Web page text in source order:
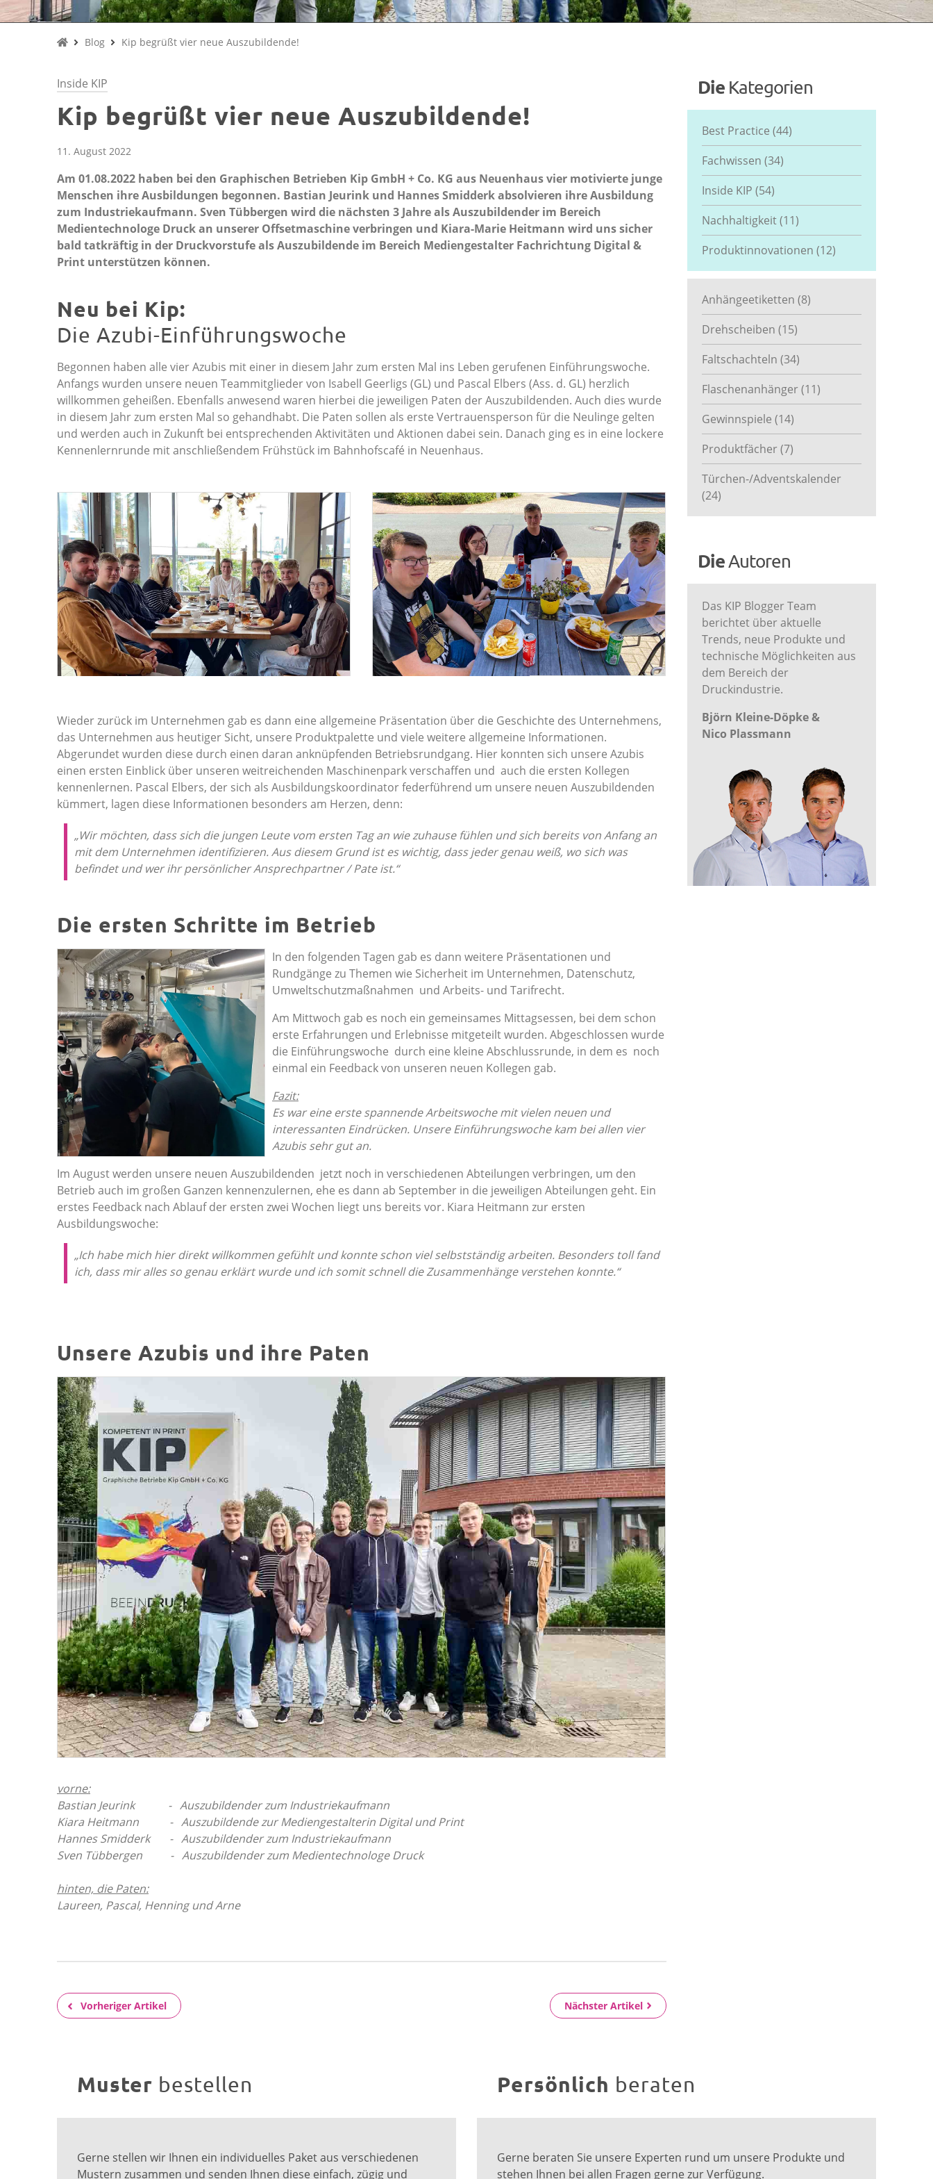
Blog Kip begrüßt vier neue Auszubildende!
Inside KIP
Kip begrüßt vier neue Auszubildende!
11. August 2022
Am 01.08.2022 haben bei den Graphischen Betrieben Kip GmbH + Co. KG aus Neuenhaus vier motivierte junge
Menschen ihre Ausbildungen begonnen. Bastian Jeurink und Hannes Smidderk absolvieren ihre Ausbildung
zum Industriekaufmann. Sven Tübbergen wird die nächsten 3 Jahre als Auszubildender im Bereich
Medientechnologe Druck an unserer Offsetmaschine verbringen und Kiara-Marie Heitmann wird uns sicher
bald tatkräftig in der Druckvorstufe als Auszubildende im Bereich Mediengestalter Fachrichtung Digital &
Print unterstützen können.
Neu bei Kip:
Die Azubi-Einführungswoche
Begonnen haben alle vier Azubis mit einer in diesem Jahr zum ersten Mal ins Leben gerufenen Einführungswoche.
Anfangs wurden unsere neuen Teammitglieder von Isabell Geerligs (GL) und Pascal Elbers (Ass. d. GL) herzlich
willkommen geheißen. Ebenfalls anwesend waren hierbei die jeweiligen Paten der Auszubildenden. Auch dies wurde
in diesem Jahr zum ersten Mal so gehandhabt. Die Paten sollen als erste Vertrauensperson für die Neulinge gelten
und werden auch in Zukunft bei entsprechenden Aktivitäten und Aktionen dabei sein. Danach ging es in eine lockere
Kennenlernrunde mit anschließendem Frühstück im Bahnhofscafé in Neuenhaus.
Wieder zurück im Unternehmen gab es dann eine allgemeine Präsentation über die Geschichte des Unternehmens,
das Unternehmen aus heutiger Sicht, unsere Produktpalette und viele weitere allgemeine Informationen.
Abgerundet wurden diese durch einen daran anknüpfenden Betriebsrundgang. Hier konnten sich unsere Azubis
einen ersten Einblick über unseren weitreichenden Maschinenpark verschaffen und auch die ersten Kollegen
kennenlernen. Pascal Elbers, der sich als Ausbildungskoordinator federführend um unsere neuen Auszubildenden
kümmert, lagen diese Informationen besonders am Herzen, denn:
„Wir möchten, dass sich die jungen Leute vom ersten Tag an wie zuhause fühlen und sich bereits von Anfang an
mit dem Unternehmen identifizieren. Aus diesem Grund ist es wichtig, dass jeder genau weiß, wo sich was
befindet und wer ihr persönlicher Ansprechpartner / Pate ist.“
Die ersten Schritte im Betrieb
In den folgenden Tagen gab es dann weitere Präsentationen und
Rundgänge zu Themen wie Sicherheit im Unternehmen, Datenschutz,
Umweltschutzmaßnahmen und Arbeits- und Tarifrecht.
Am Mittwoch gab es noch ein gemeinsames Mittagsessen, bei dem schon
erste Erfahrungen und Erlebnisse mitgeteilt wurden. Abgeschlossen wurde
die Einführungswoche durch eine kleine Abschlussrunde, in dem es noch
einmal ein Feedback von unseren neuen Kollegen gab.
Fazit:
Es war eine erste spannende Arbeitswoche mit vielen neuen und
interessanten Eindrücken. Unsere Einführungswoche kam bei allen vier
Azubis sehr gut an.
Im August werden unsere neuen Auszubildenden jetzt noch in verschiedenen Abteilungen verbringen, um den
Betrieb auch im großen Ganzen kennenzulernen, ehe es dann ab September in die jeweiligen Abteilungen geht. Ein
erstes Feedback nach Ablauf der ersten zwei Wochen liegt uns bereits vor. Kiara Heitmann zur ersten
Ausbildungswoche:
„Ich habe mich hier direkt willkommen gefühlt und konnte schon viel selbstständig arbeiten. Besonders toll fand
ich, dass mir alles so genau erklärt wurde und ich somit schnell die Zusammenhänge verstehen konnte.“
Unsere Azubis und ihre Paten
vorne:
Bastian Jeurink - Auszubildender zum Industriekaufmann
Kiara Heitmann - Auszubildende zur Mediengestalterin Digital und Print
Hannes Smidderk - Auszubildender zum Industriekaufmann
Sven Tübbergen - Auszubildender zum Medientechnologe Druck
hinten, die Paten:
Laureen, Pascal, Henning und Arne
Vorheriger Artikel Nächster Artikel
Die Kategorien
Best Practice (44)
Fachwissen (34)
Inside KIP (54)
Nachhaltigkeit(11)
Produktinnovationen (12)
Anhängeetiketten (8)
Drehscheiben (15)
Faltschachteln (34)
Flaschenanhänger(11)
Gewinnspiele (14)
Produktfächer(7)
Türchen-/Adventskalender
(24)
DieAutoren
Das KIP Blogger Team
berichtet über aktuelle
Trends, neue Produkte und
technische Möglichkeiten aus
dem Bereich der
Druckindustrie.
Björn Kleine-Döpke &
Nico Plassmann
Muster bestellen
Gerne stellen wir Ihnen ein individuelles Paket aus verschiedenen
Mustern zusammen und senden Ihnen diese einfach, zügig und
Persönlich beraten
Gerne beraten Sie unsere Experten rund um unsere Produkte und
stehen Ihnen bei allen Fragen gerne zur Verfügung.